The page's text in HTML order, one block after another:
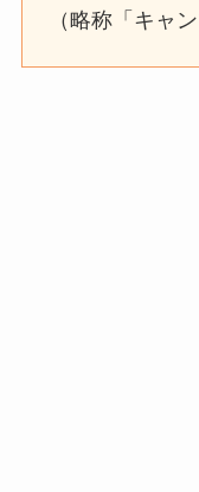
（略称「キャ